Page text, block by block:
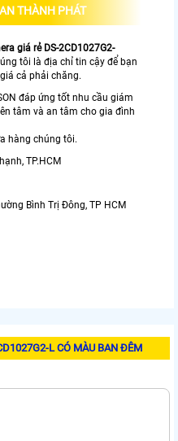
THÀNH PHÁT
giá rẻ DS-2CD1027G2-
tôi là địa chỉ tin cậy để bạn
cả phải chăng.
đáp ứng tốt nhu cầu giám
tâm và an tâm cho gia đình
hàng chúng tôi.
TP.HCM
Bình Trị Đông, TP HCM
L CÓ MÀU BAN ĐÊM